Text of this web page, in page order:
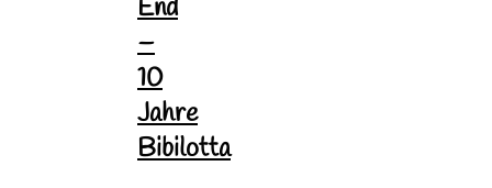
End
–
10
Jahre
Bibilotta